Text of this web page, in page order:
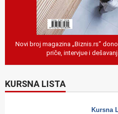
Novi broj magazina „Biznis.rs”
priče, intervjue i
KURSNA LISTA